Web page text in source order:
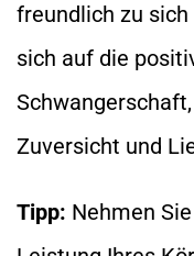
freundlich zu
sich auf die
Zuversicht und
Tipp: Nehmen